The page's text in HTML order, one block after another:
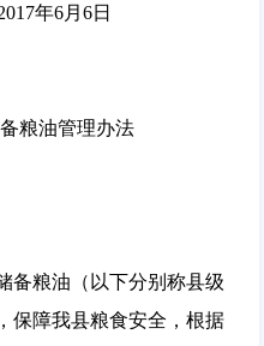
年6月6日
粮油管理办法
粮油（以下分别称县级
保障我县粮食安全，根据